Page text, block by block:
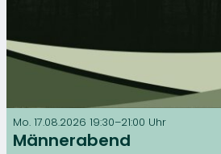
Mo. 17.08.2026 19:30–21:00 Uhr
Männerabend